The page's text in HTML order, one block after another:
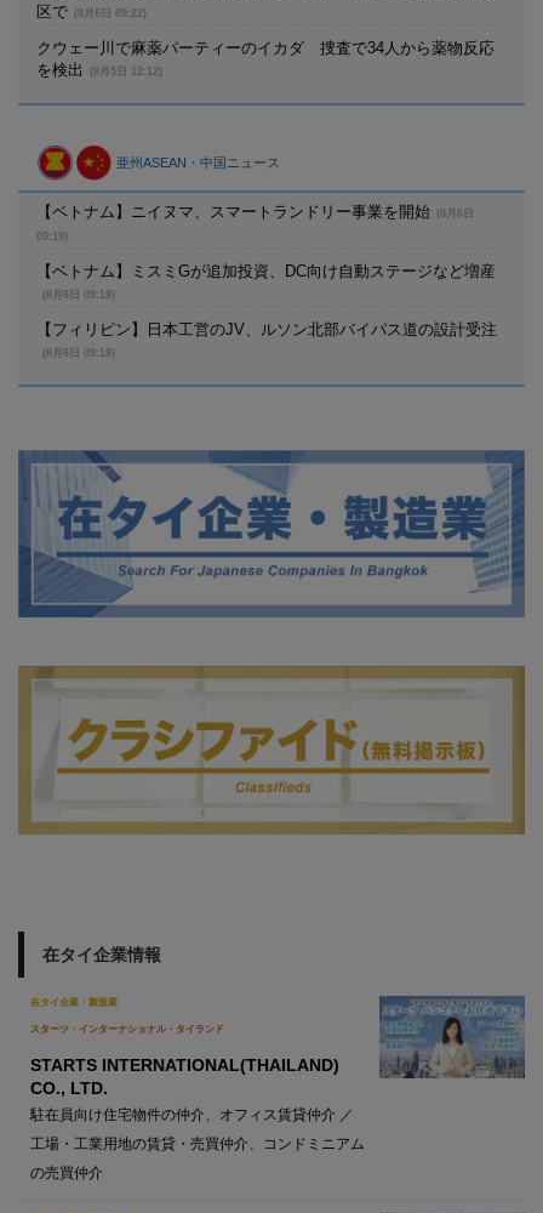
区で
(8月6日 09:22)
クウェー川で麻薬パーティーのイカダ 捜査で34人から薬物反応
を検出
(8月5日 12:12)
亜州ASEAN・中国ニュース
【ベトナム】ニイヌマ、スマートランドリー事業を開始
(8月6日
09:19)
【ベトナム】ミスミGが追加投資、DC向け自動ステージなど増産
(8月6日 09:18)
【フィリピン】日本工営のJV、ルソン北部バイパス道の設計受注
(8月6日 09:18)
在タイ企業情報
在タイ企業・製造業
スターツ・インターナショナル・タイランド
STARTS INTERNATIONAL(THAILAND)
CO., LTD.
駐在員向け住宅物件の仲介、オフィス賃貸仲介 ／
工場・工業用地の賃貸・売買仲介、コンドミニアム
の売買仲介